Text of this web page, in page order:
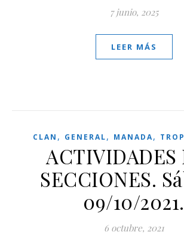
7 junio, 2025
LEER MÁS
CLAN , GENERAL, MANADA,
ACTIVIDADES
SECCIONES.
09/10/2021.
6 octubre, 2021